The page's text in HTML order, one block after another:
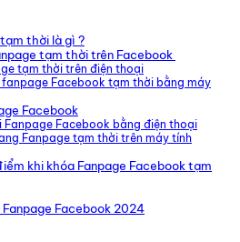
thời là gì ?
tạm thời trên Facebook
tạm thời trên điện thoại
Facebook tạm thời bằng máy
Facebook
Fanpage Facebook bằng điện thoại
Fanpage tạm thời trên máy tính
khi khóa Fanpage Facebook tạm
Facebook 2024